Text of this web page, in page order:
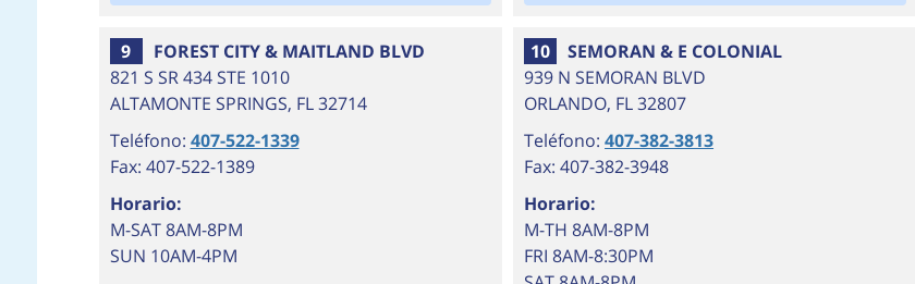
9
FOREST CITY & MAITLAND BLVD
821 S SR 434 STE 1010
ALTAMONTE SPRINGS, FL 32714
Teléfono: 407-522-1339
Fax: 407-522-1389
Horario:
M-SAT 8AM-8PM
SUN 10AM-4PM
10
SEMORAN & E COLONIAL
939 N SEMORAN BLVD
ORLANDO, FL32807
Teléfono:407-382-3813
Fax: 407-382-3948
Horario:
M-TH 8AM-8PM
FRI 8AM-8:30PM